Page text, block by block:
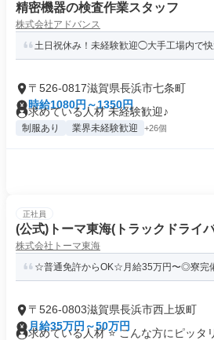
精密機器の検査作業スタッフ
株式会社アドバンス
土日祝休み！未経験歓迎◯大手工場内で快
〒526-0817滋賀県長浜市七条町
時給1080円～1350円
求めている人材 未経験歓迎♪
制服あり 業界未経験歓迎 +26個
正社員
(公式)トーマ東海(トラックドライ
株式会社トーマ東海
☆普通免許からOK☆月給35万円〜◎寮
〒526-0803滋賀県長浜市西上坂町
月給35万円～50万円
求めている人材 ⭐ こんな方にピッタ